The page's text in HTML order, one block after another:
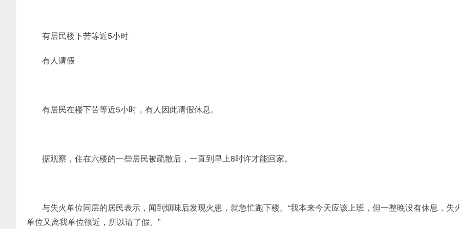
有居民楼下苦等近5小时
有人请假
有居民在楼下苦等近5小时，有人因此请假休息。
据观察，住在六楼的一些居民被疏散后，一直到早上8时许才能回家。
与失火单位同层的居民表示，闻到烟味后发现火患，就急忙跑下楼。“我本来今天应该上班，但一整晚没有休息，失
单位又离我单位很近，所以请了假。”